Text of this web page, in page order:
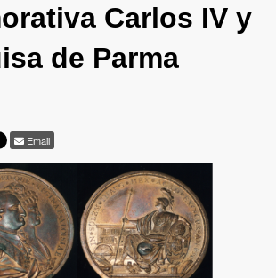
Carlos IV y
de Parma
Email